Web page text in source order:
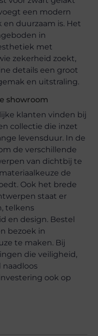
een modern
duurzaam is. Het
in
met
zekerheid zoekt,
details een groot
en uitstraling.
showroom
klanten vinden bij
collectie die inzet
levensduur. In de
de verschillende
van dichtbij te
de
Ook het brede
staat er
telkens
en design. Bestel
bezoek in
te maken. Bij
die veiligheid,
ook op